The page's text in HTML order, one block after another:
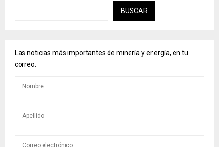
BUSCAR
Las noticias más importantes de minería y energía, en tu
correo.